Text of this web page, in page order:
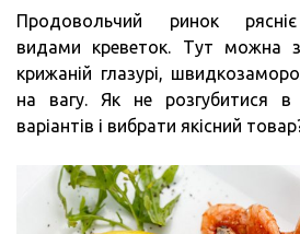
Продовольчий ринок рясніє
видами креветок. Тут можна
крижаній глазурі,
на вагу. Як не розгубитися в
варіантів і вибрати якісний